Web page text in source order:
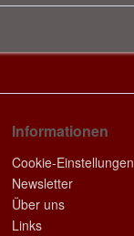
Informationen
Cookie-Einstellungen
Newsletter
Über uns
Links